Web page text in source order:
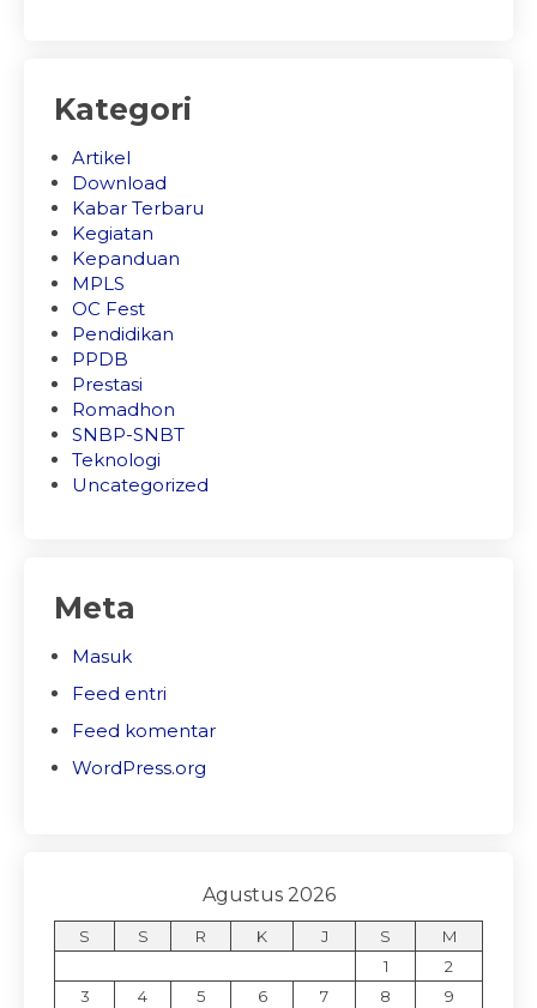
Kategori
Artikel
Download
Kabar Terbaru
Kegiatan
Kepanduan
MPLS
OC Fest
Pendidikan
PPDB
Prestasi
Romadhon
SNBP-SNBT
Teknologi
Uncategorized
Meta
Masuk
Feed entri
Feed komentar
WordPress.org
Agustus 2026
S S R K J S
M
1
2
3
4 5 6 7 8
9